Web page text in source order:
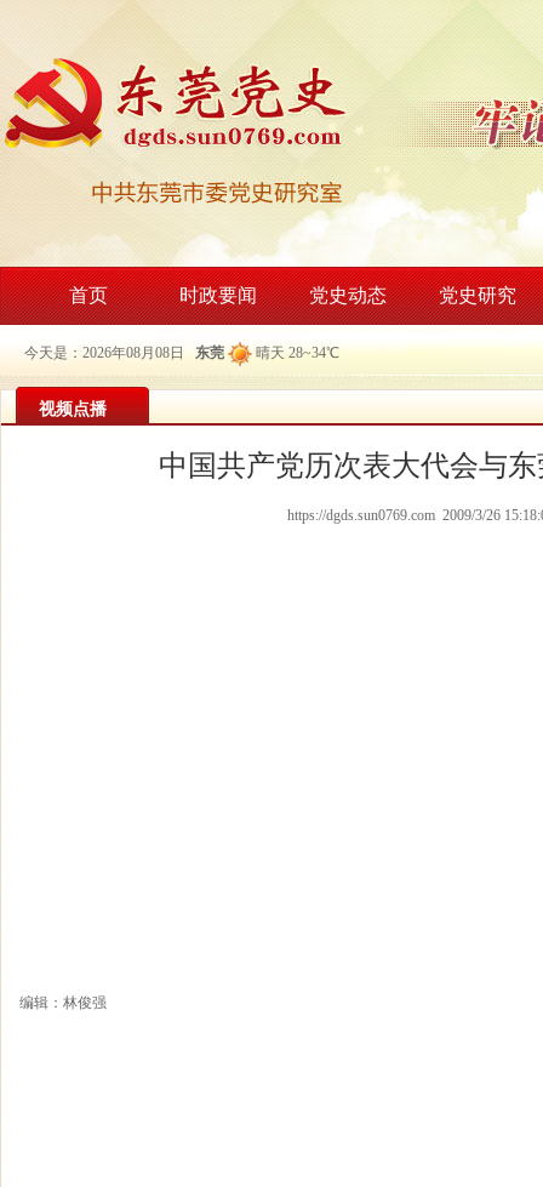
首页 时政要闻 党史动态 党史研究
今天是：2026年08月08日 东莞 晴天 28~34℃
视频点播
中国共产党历次表大代会与
https://dgds.sun0769.com 2009/3/26
编辑：林俊强